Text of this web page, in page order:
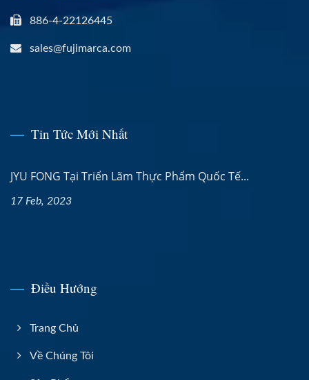
886-4-22126445
sales@fujimarca.com
Tin Tức Mới Nhất
JYU FONG Tại Triển Lãm Thực Phẩm Quốc Tế...
17 Feb, 2023
Điều Hướng
Trang Chủ
Về Chúng Tôi